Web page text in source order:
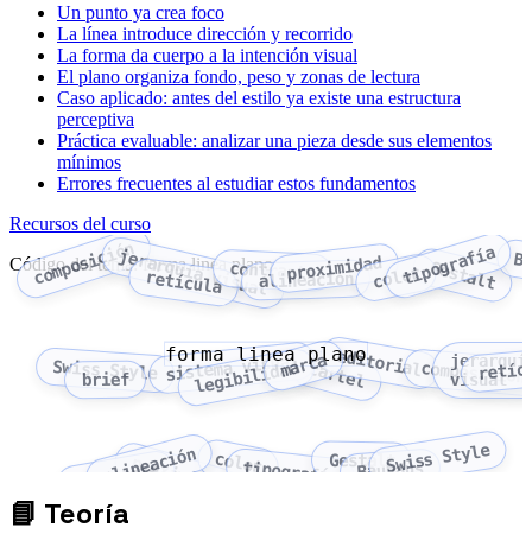
Un punto ya crea foco
La línea introduce dirección y recorrido
La forma da cuerpo a la intención visual
El plano organiza fondo, peso y zonas de lectura
Caso aplicado: antes del estilo ya existe una estructura
perceptiva
Práctica evaluable: analizar una pieza desde sus elementos
mínimos
Errores frecuentes al estudiar estos fundamentos
Recursos del curso
Código del tema: forma linea plano
composiciónjerarquía visual
retícula contraste
alineación
proximidadcolortipografía
Gestalt
Swiss Style
brief sistema visual
legibilidadmarcacarteleditorialcomposición
visual
contraste
alineación
proximidadcolortipografíaGestalt
Bauhaus
Swiss Style
forma linea plano
📘 Teoría